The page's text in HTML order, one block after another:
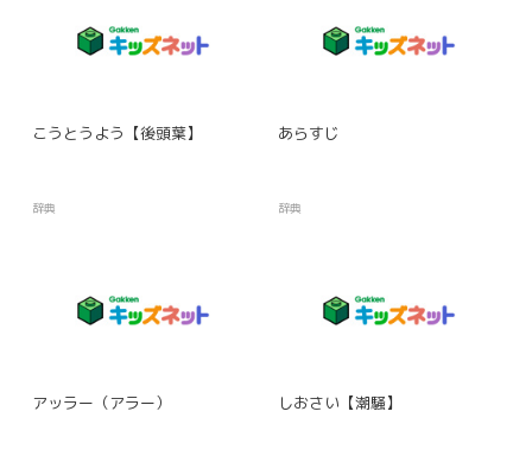
こうとうよう【後頭葉】
辞典
あらすじ
辞典
アッラー（アラー） しおさい【潮騒】